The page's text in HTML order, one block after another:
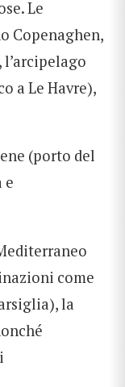
Le
Copenaghen,
l’arcipelago
a Le Havre),
(porto del
e
come
la